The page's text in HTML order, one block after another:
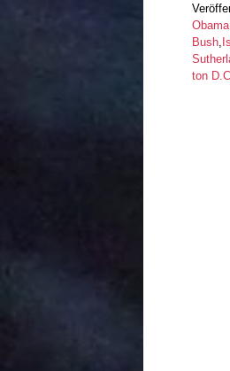
Obama
Bush
ton D.C.